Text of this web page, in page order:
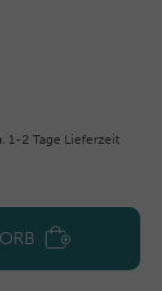
1-2 Tage Lieferzeit